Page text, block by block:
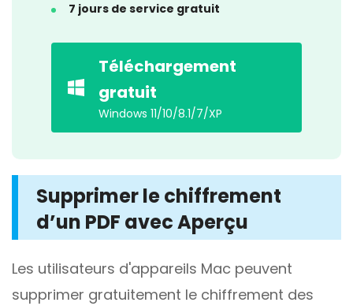
7 jours de service gratuit
Téléchargement
gratuit
Windows 11/10/8.1/7/XP
Supprimer le chiffrement
d’un PDF avec Aperçu
Les utilisateurs d'appareils Mac peuvent
supprimer gratuitement le chiffrement des